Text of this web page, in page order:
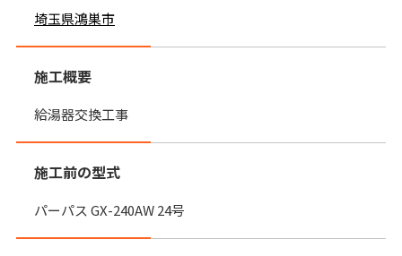
埼玉県鴻巣市
施工概要
給湯器交換工事
施工前の型式
パーパス GX-240AW 24号